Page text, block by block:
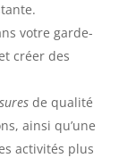
votre garde-
créer des
de qualité
ainsi qu’une
activités plus